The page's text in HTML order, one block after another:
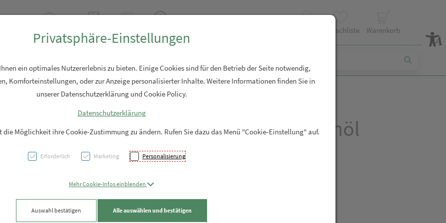
Wunschliste Warenkorb
Gall Pharma Jasminöl
Embamed
99,60 EUR
Privatsphäre-Einstellungen
ein optimales Nutzererlebnis zu bieten. Einige Cookies sind für den Betrieb der Seite notwendig,
Komforteinstellungen, oder zur Anzeige personalisierter Inhalte. Weitere Informationen finden Sie in
unserer Datenschutzerklärung und Cookie Policy.
Datenschutzerklärung
die Möglichkeit ihre Cookie-Zustimmung zu ändern. Rufen Sie dazu das Menü "Cookie-Einstellung" auf.
Erforderlich Marketing Personalisierung
Mehr Cookie-Infos einblenden
Auswahl bestätigen Alle auswählen und bestätigen